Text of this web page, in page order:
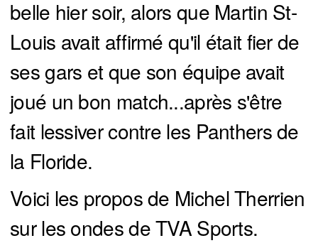
belle hier soir, alors que Martin St-
Louis avait affirmé qu'il était fier de
ses gars et que son équipe avait
joué un bon match...après s'être
fait lessiver contre les Panthers de
la Floride.
Voici les propos de Michel Therrien
sur les ondes de TVA Sports.